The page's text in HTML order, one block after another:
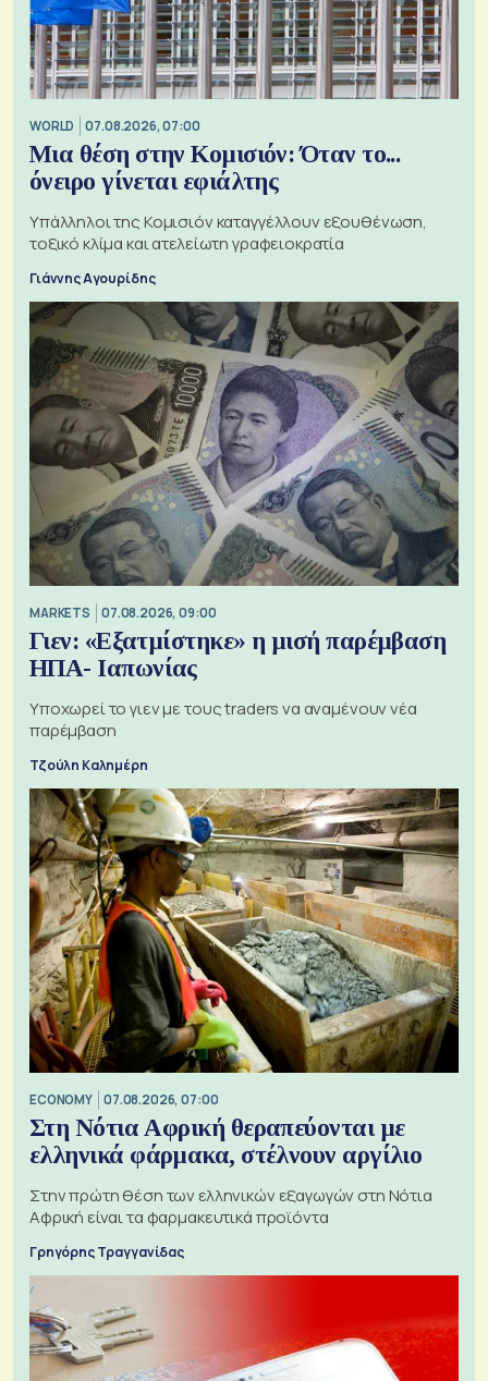
WORLD 07.08.2026, 07:00
Μια θέση στην Κομισιόν: Όταν το...
όνειρο γίνεται εφιάλτης
Υπάλληλοι της Κομισιόν καταγγέλλουν εξουθένωση,
τοξικό κλίμα και ατελείωτη γραφειοκρατία
Γιάννης Αγουρίδης
MARKETS 07.08.2026, 09:00
Γιεν: «Εξατμίστηκε» η μισή παρέμβαση
ΗΠΑ- Ιαπωνίας
Υποχωρεί το γιεν με τους traders να αναμένουν νέα
παρέμβαση
Τζούλη Καλημέρη
ECONOMY 07.08.2026, 07:00
Στη Νότια Αφρική θεραπεύονται με
ελληνικά φάρμακα, στέλνουν αργίλιο
Στην πρώτη θέση των ελληνικών εξαγωγών στη Νότια
Αφρική είναι τα φαρμακευτικά προϊόντα
Γρηγόρης Τραγγανίδας